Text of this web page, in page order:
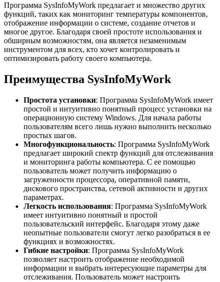
Программа SysInfoMyWork предлагает и множество других
функций, таких как мониторинг температуры компонентов,
отображение информации о системе, создание отчетов и
многое другое. Благодаря своей простоте использования и
обширным возможностям, она является незаменимым
инструментом для всех, кто хочет контролировать и
оптимизировать работу своего компьютера.
Преимущества SysInfoMyWork
Простота установки: Программа SysInfoMyWork имеет
простой и интуитивно понятный процесс установки на
операционную систему Windows. Для начала работы
пользователям всего лишь нужно выполнить несколько
простых шагов.
Многофункциональность: Программа SysInfoMyWork
предлагает широкий спектр функций для отслеживания
и мониторинга работы компьютера. С ее помощью
пользователь может получить информацию о
загруженности процессора, оперативной памяти,
дискового пространства, сетевой активности и других
параметрах.
Легкость использования: Программа SysInfoMyWork
имеет интуитивно понятный и простой
пользовательский интерфейс. Благодаря этому даже
неопытные пользователи смогут легко разобраться в ее
функциях и возможностях.
Гибкие настройки: Программа SysInfoMyWork
позволяет настроить отображение необходимой
информации и выбрать интересующие параметры для
отслеживания. Пользователь может настроить